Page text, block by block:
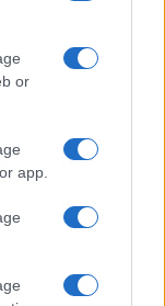
or
app.
a Olbia e in
anche dal
il centro
e degrado: